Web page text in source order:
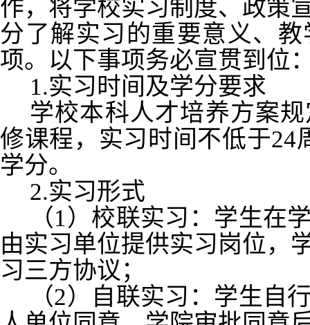
作，将学校实习制度、政策
分了解实习的重要意义、
项。以下事项务必宣贯到位
1.实习时间及学分要求
学校本科人才培养方案
修课程，实习时间不低于24
学分。
2.实习形式
（1）校联实习：学生在
由实习单位提供实习岗位，
习三方协议；
（2）自联实习：学生自